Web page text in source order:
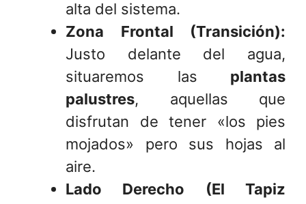
alta del sistema.
Zona Frontal (Transición):
Justo delante del agua,
situaremos las plantas
palustres, aquellas que
disfrutan de tener «los pies
mojados» pero sus hojas al
aire.
Lado Derecho (El Tapiz